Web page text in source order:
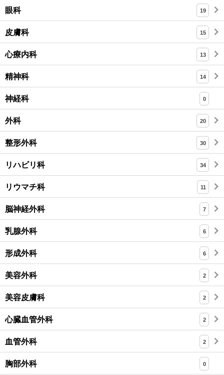
眼科 19
皮膚科 15
心療内科 13
精神科 14
神経科 0
外科 20
整形外科 30
リハビリ科 34
リウマチ科 11
脳神経外科 7
乳腺外科 6
形成外科 6
美容外科 2
美容皮膚科 2
心臓血管外科 2
血管外科 2
胸部外科 0